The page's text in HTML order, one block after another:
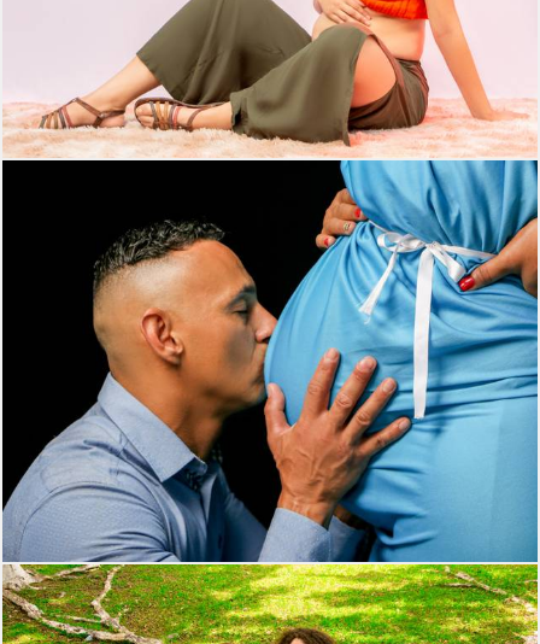
0
349 0